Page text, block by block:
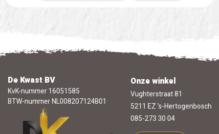
De Kwast BV
KvK-nummer 16051585
BTW-nummer NL008207124B01
Onze winkel
Vughterstraat 81
5211 EZ 's-Hertogenbosch
085-273 30 04